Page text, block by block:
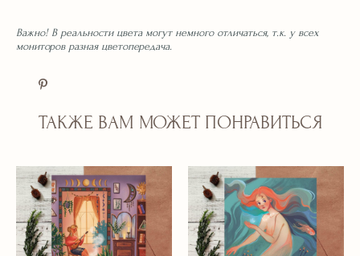
Важно! В реальности цвета могут немного отличаться, т.к. у всех
мониторов разная цветопередача.
ТАКЖЕ ВАМ МОЖЕТ ПОНРАВИТЬСЯ